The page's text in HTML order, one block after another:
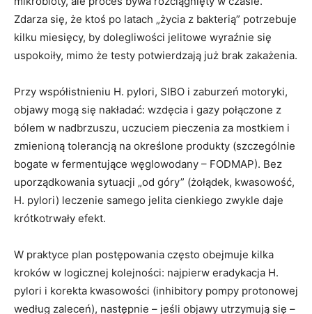
Zdarza się, że ktoś po latach „życia z bakterią” potrzebuje
kilku miesięcy, by dolegliwości jelitowe wyraźnie się
uspokoiły, mimo że testy potwierdzają już brak zakażenia.
Przy współistnieniu H. pylori, SIBO i zaburzeń motoryki,
objawy mogą się nakładać: wzdęcia i gazy połączone z
bólem w nadbrzuszu, uczuciem pieczenia za mostkiem i
zmienioną tolerancją na określone produkty (szczególnie
bogate w fermentujące węglowodany – FODMAP). Bez
uporządkowania sytuacji „od góry” (żołądek, kwasowość,
H. pylori) leczenie samego jelita cienkiego zwykle daje
krótkotrwały efekt.
W praktyce plan postępowania często obejmuje kilka
kroków w logicznej kolejności: najpierw eradykacja H.
pylori i korekta kwasowości (inhibitory pompy protonowej
według zaleceń), następnie – jeśli objawy utrzymują się –